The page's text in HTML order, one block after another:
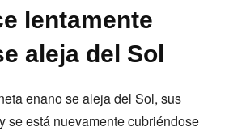
lentamente
aleja del Sol
enano se aleja del Sol, sus
se está nuevamente cubriéndose